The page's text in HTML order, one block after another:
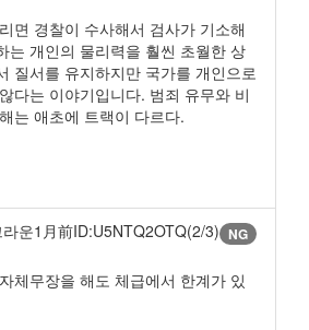
면 경찰이 수사해서 검사가 기소해
는 개인의 물리력을 훨씬 초월한 상
질서를 유지하지만 국가를 개인으로
다는 이야기입니다. 범죄 유무와 비
는 애초에 트랙이 다르다.
운1月前ID:U5NTQ2OTQ(2/3) NG
체무장을 해도 체급에서 한계가 있